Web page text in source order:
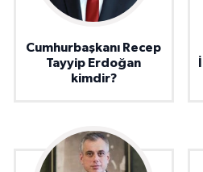
Cumhurbaşkanı Recep
Tayyip Erdoğan
kimdir?